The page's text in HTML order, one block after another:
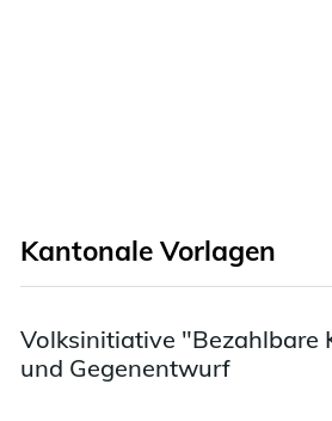
Kantonale Vorlagen
Volksinitiative "Bezahlbare
und Gegenentwurf